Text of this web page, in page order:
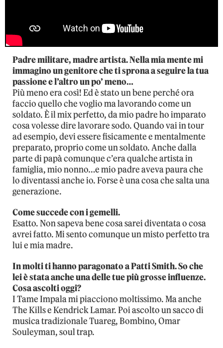
Padre militare, madre artista. Nella mia mente mi
immagino un genitore che ti sprona a seguire la tua
passione e l’altro un po’ meno…
Più meno era così! Ed è stato un bene perché ora
faccio quello che voglio ma lavorando come un
soldato. È il mix perfetto, da mio padre ho imparato
cosa volesse dire lavorare sodo. Quando vai in tour
ad esempio, devi essere fisicamente e mentalmente
preparato, proprio come un soldato. Anche dalla
parte di papà comunque c’era qualche artista in
famiglia, mio nonno…e mio padre aveva paura che
lo diventassi anche io. Forse è una cosa che salta una
generazione.
Come succede con i gemelli.
Esatto. Non sapeva bene cosa sarei diventata o cosa
avrei fatto. Mi sento comunque un misto perfetto tra
lui e mia madre.
In molti ti hanno paragonato a Patti Smith. So che
lei è stata anche una delle tue più grosse influenze.
Cosa ascolti oggi?
I Tame Impala mi piacciono moltissimo. Ma anche
The Kills e Kendrick Lamar. Poi ascolto un sacco di
musica tradizionale Tuareg, Bombino, Omar
Souleyman, soul trap.